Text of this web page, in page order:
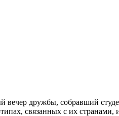
вечер дружбы, собравший
связанных с их